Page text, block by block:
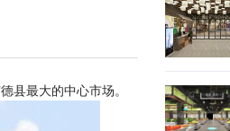
县最大的中心市场。